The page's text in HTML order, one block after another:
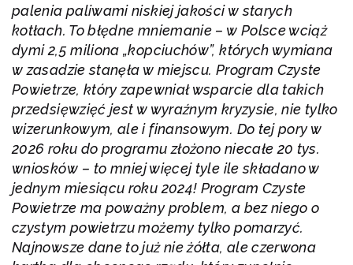
palenia paliwami niskiej jakości w starych
kotłach. To błędne mniemanie – w Polsce wciąż
dymi 2,5 miliona „kopciuchów”, których wymiana
w zasadzie stanęła w miejscu. Program Czyste
Powietrze, który zapewniał wsparcie dla takich
przedsięwzięć jest w wyraźnym kryzysie, nie tylko
wizerunkowym, ale i finansowym. Do tej pory w
2026 roku do programu złożono niecałe 20 tys.
wniosków – to mniej więcej tyle ile składano w
jednym miesiącu roku 2024! Program Czyste
Powietrze ma poważny problem, a bez niego o
czystym powietrzu możemy tylko pomarzyć.
Najnowsze dane to już nie żółta, ale czerwona